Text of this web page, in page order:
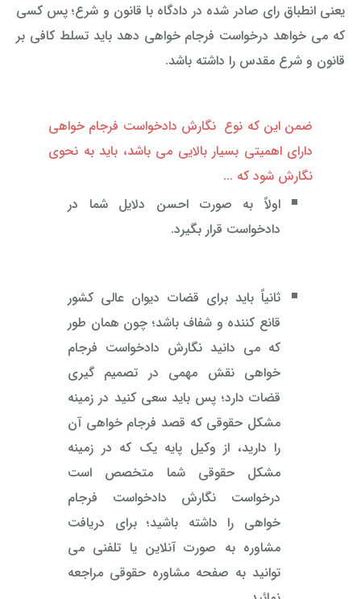
یعنی انطباق رای صادر شده در دادگاه با قانون و شرع؛ پس کسی
که می خواهد درخواست فرجام خواهی دهد باید تسلط کافی بر
قانون و شرع مقدس را داشته باشد.
ضمن این که نوع نگارش دادخواست فرجام خواهی
دارای اهمیتی بسیار بالایی می باشد، باید به نحوی
نگارش شود که ...
اولاً به صورت احسن دلایل شما در
دادخواست قرار بگیرد.
ثانیاً باید برای قضات دیوان عالی کشور
قانع کننده و شفاف باشد؛ چون همان طور
که می دانید نگارش دادخواست فرجام
خواهی نقش مهمی در تصمیم گیری
قضات دارد؛ پس باید سعی کنید در زمینه
مشکل حقوقی که قصد فرجام خواهی آن
را دارید، از وکیل پایه یک که در زمینه
مشکل حقوقی شما متخصص است
درخواست نگارش دادخواست فرجام
خواهی را داشته باشید؛ برای دریافت
مشاوره به صورت آنلاین یا تلفنی می
توانید به صفحه مشاوره حقوقی مراجعه